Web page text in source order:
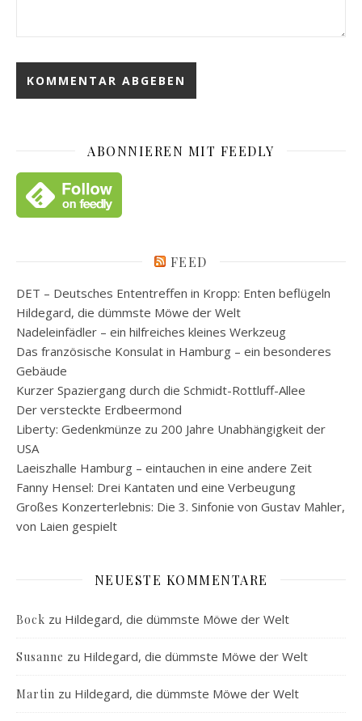
ABONNIEREN MIT FEEDLY
FEED
DET – Deutsches Ententreffen in Kropp: Enten beflügeln
Hildegard, die dümmste Möwe der Welt
Nadeleinfädler – ein hilfreiches kleines Werkzeug
Das französische Konsulat in Hamburg – ein besonderes
Gebäude
Kurzer Spaziergang durch die Schmidt-Rottluff-Allee
Der versteckte Erdbeermond
Liberty: Gedenkmünze zu 200 Jahre Unabhängigkeit der
USA
Laeiszhalle Hamburg – eintauchen in eine andere Zeit
Fanny Hensel: Drei Kantaten und eine Verbeugung
Großes Konzerterlebnis: Die 3. Sinfonie von Gustav Mahler,
von Laien gespielt
NEUESTE KOMMENTARE
Bock zu Hildegard, die dümmste Möwe der Welt
Susanne zu Hildegard, die dümmste Möwe der Welt
Martin zu Hildegard, die dümmste Möwe der Welt